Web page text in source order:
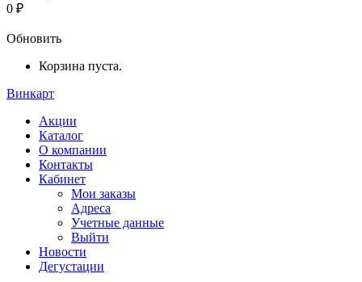
0 ₽
Обновить
Корзина пуста.
Винкарт
Акции
Каталог
О компании
Контакты
Кабинет
Мои заказы
Адреса
Учетные данные
Выйти
Новости
Дегустации